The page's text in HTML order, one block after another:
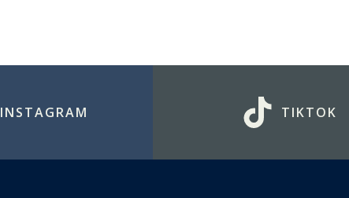
INSTAGRAM TIKTOK